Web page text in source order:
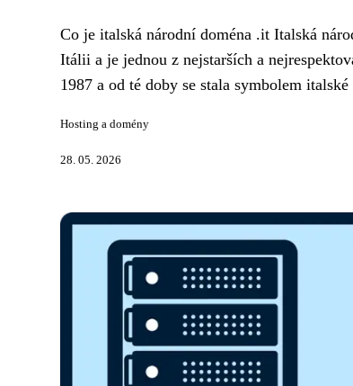
Co je italská národní doména .it Italská
Itálii a je jednou z nejstarších a
1987 a od té doby se stala symbolem
Hosting a domény
28. 05. 2026